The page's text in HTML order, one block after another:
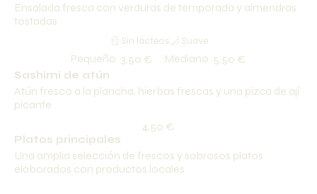
Ensalada fresca con verduras de temporada y almendras
tostadas
Pequeño 3,50 € Mediano 5,50 €
Sin lácteos Suave
Sashimi de atún
Atún fresco a la plancha, hierbas frescas y una pizca de ají
picante
4,50 €
Platos principales
Una amplia selección de frescos y sabrosos platos
elaborados con productos locales